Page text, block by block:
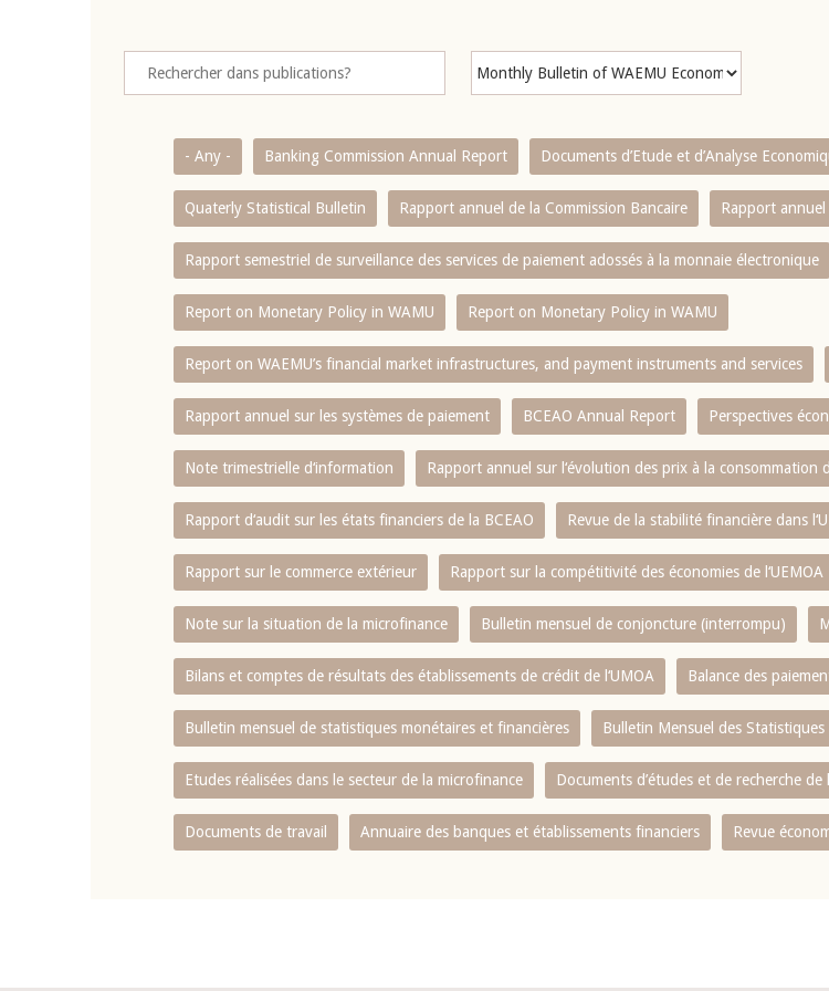
- Any - Banking Commission Annual Report Documents d’Etude et d’Analyse
Quaterly Statistical Bulletin Rapport annuel de la Commission Bancaire Rapport
Rapport semestriel de surveillance des services de paiement adossés à la monnaie électronique
Report on Monetary Policy in WAMU Report on Monetary Policy in WAMU
Report on WAEMU’s financial market infrastructures, and payment instruments and services
Rapport annuel sur les systèmes de paiement BCEAO Annual Report Perspectives
Note trimestrielle d‘information Rapport annuel sur l‘évolution des prix à la consommation
Rapport d‘audit sur les états financiers de la BCEAO Revue de la stabilité financière dans
Rapport sur le commerce extérieur Rapport sur la compétitivité des économies de l‘UEMOA
Note sur la situation de la microfinance Bulletin mensuel de conjoncture (interrompu)
Bilans et comptes de résultats des établissements de crédit de l‘UMOA Balance des
Bulletin mensuel de statistiques monétaires et financières Bulletin Mensuel des Statistiques
Etudes réalisées dans le secteur de la microfinance Documents d’études et de recherche de
Documents de travail Annuaire des banques et établissements financiers Revue